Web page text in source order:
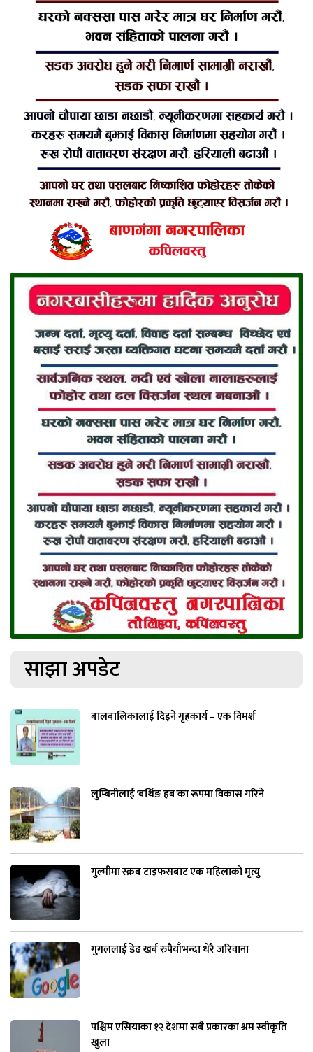
साझा अपडेट
बालबालिकालाई दिइने गृहकार्य – एक विमर्श
लुम्बिनीलाई ‘बर्थिङ हब’का रूपमा विकास गरिने
गुल्मीमा स्क्रब टाइफसबाट एक महिलाको मृत्यु
गुगललाई डेढ खर्ब रुपैयाँभन्दा धेरै जरिवाना
पश्चिम एसियाका १२ देशमा सबै प्रकारका श्रम स्वीकृति
खुला